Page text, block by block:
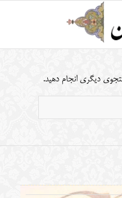
دیگری انجام دهید.